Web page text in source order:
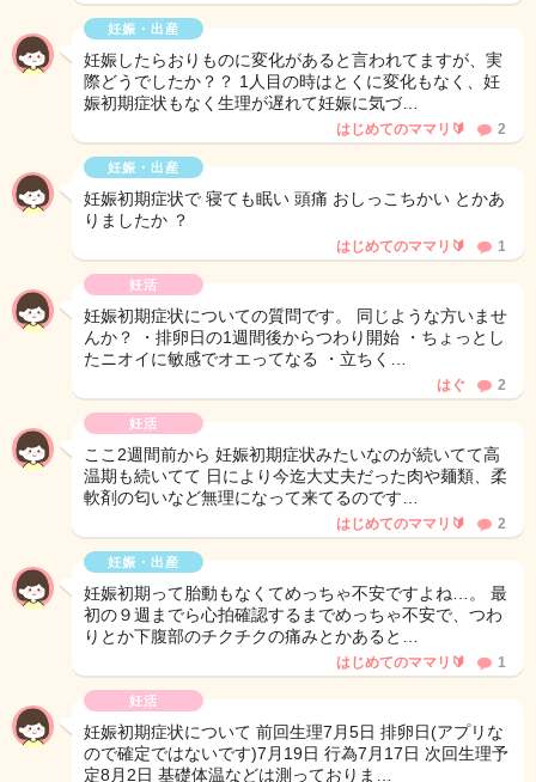
妊娠・出産
妊娠したらおりものに変化があると言われてますが、実
際どうでしたか？？ 1人目の時はとくに変化もなく、妊
娠初期症状もなく生理が遅れて妊娠に気づ…
はじめてのママリ🔰 2
妊娠・出産
妊娠初期症状で 寝ても眠い 頭痛 おしっこちかい とかあ
りましたか ？
はじめてのママリ🔰 1
妊活
妊娠初期症状についての質問です。 同じような方いませ
んか？ ・排卵日の1週間後からつわり開始 ・ちょっとし
たニオイに敏感でオエってなる ・立ちく…
はぐ 2
妊活
ここ2週間前から 妊娠初期症状みたいなのが続いてて高
温期も続いてて 日により今迄大丈夫だった肉や麺類、柔
軟剤の匂いなど無理になって来てるのです…
はじめてのママリ🔰 2
妊娠・出産
妊娠初期って胎動もなくてめっちゃ不安ですよね…。 最
初の９週までら心拍確認するまでめっちゃ不安で、つわ
りとか下腹部のチクチクの痛みとかあると…
はじめてのママリ🔰 1
妊活
妊娠初期症状について 前回生理7月5日 排卵日(アプリな
ので確定ではないです)7月19日 行為7月17日 次回生理予
定8月2日 基礎体温などは測っておりま…